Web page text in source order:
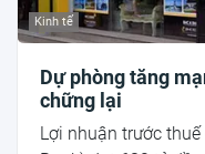
Kinh tế
Dự phòng tăng
chững lại
Lợi nhuận trước